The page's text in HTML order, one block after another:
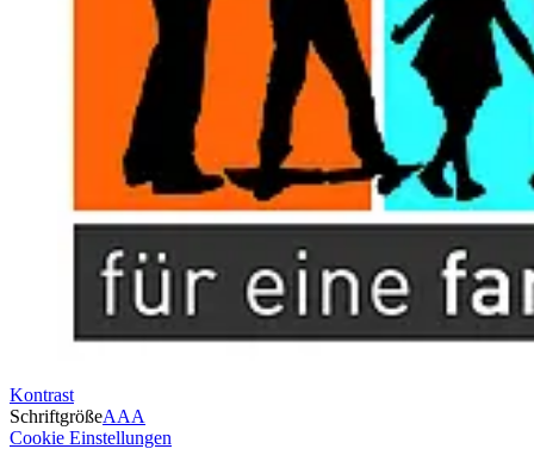
Kontrast
SchriftgrößeAAA
Cookie Einstellungen